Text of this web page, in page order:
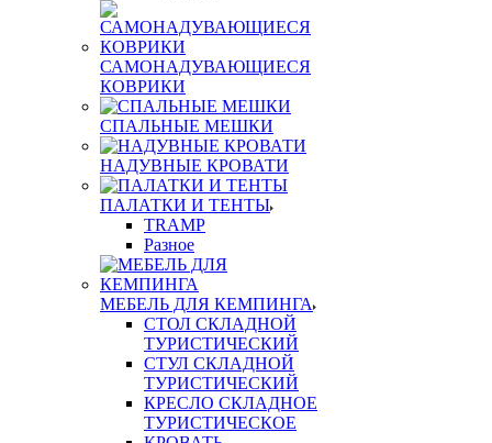
САМОНАДУВАЮЩИЕСЯ
КОВРИКИ
СПАЛЬНЫЕ МЕШКИ
НАДУВНЫЕ КРОВАТИ
ПАЛАТКИ И ТЕНТЫ
TRAMP
Разное
МЕБЕЛЬ ДЛЯ КЕМПИНГА
СТОЛ СКЛАДНОЙ
ТУРИСТИЧЕСКИЙ
СТУЛ СКЛАДНОЙ
ТУРИСТИЧЕСКИЙ
КРЕСЛО СКЛАДНОЕ
ТУРИСТИЧЕСКОЕ